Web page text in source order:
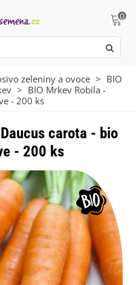
0
zeleniny a ovoce > BIO
> BIO Mrkev Robila -
- 200 ks
carota - bio
- 200 ks